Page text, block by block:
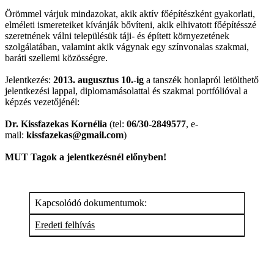
Örömmel várjuk mindazokat, akik aktív főépítészként gyakorlati,
elméleti ismereteiket kívánják bővíteni, akik elhivatott főépítésszé
szeretnének válni településük táji- és épített környezetének
szolgálatában, valamint akik vágynak egy színvonalas szakmai,
baráti szellemi közösségre.
Jelentkezés: 2013. augusztus 10.-ig a tanszék honlapról letölthető
jelentkezési lappal, diplomamásolattal és szakmai portfólióval a
képzés vezetőjénél:
Dr. Kissfazekas Kornélia (tel: 06/30-2849577, e-
mail: kissfazekas@gmail.com)
MUT Tagok a jelentkezésnél előnyben!
Kapcsolódó dokumentumok:
Eredeti felhívás